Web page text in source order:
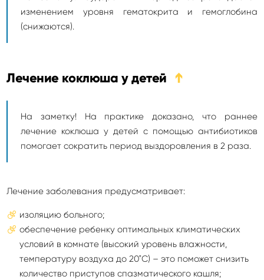
изменением уровня гематокрита и гемоглобина
(снижаются).
Лечение коклюша у детей ➔
На заметку! На практике доказано, что раннее
лечение коклюша у детей с помощью антибиотиков
помогает сократить период выздоровления в 2 раза.
Лечение заболевания предусматривает:
изоляцию больного;
обеспечение ребенку оптимальных климатических
условий в комнате (высокий уровень влажности,
температуру воздуха до 20˚С) – это поможет снизить
количество приступов спазматического кашля;